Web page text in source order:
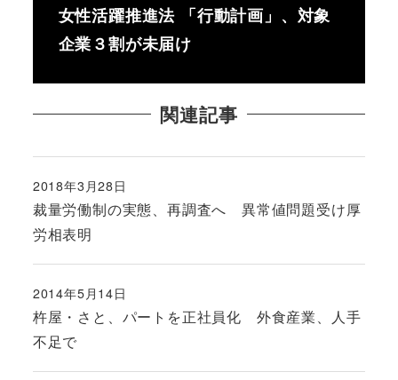
女性活躍推進法 「行動計画」、対象
企業３割が未届け
関連記事
裁量労働制の実態、再調査へ 異常値問題受け厚
労相表明
投稿日
2018年3月28日
杵屋・さと、パートを正社員化 外食産業、人手
不足で
投稿日
2014年5月14日